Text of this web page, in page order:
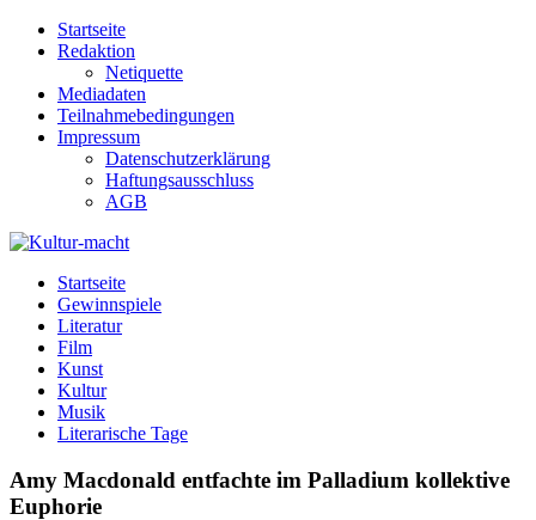
Zum
Inhalt
Startseite
Redaktion
Netiquette
Mediadaten
Teilnahmebedingungen
Impressum
Datenschutzerklärung
Haftungsausschluss
AGB
Kultur-macht
Magazin für Kunst, Literatur, Kultur, Film & Musik
Startseite
Gewinnspiele
Literatur
Film
Kunst
Kultur
Musik
Literarische Tage
Amy Macdonald entfachte im Palladium kollektive
Euphorie